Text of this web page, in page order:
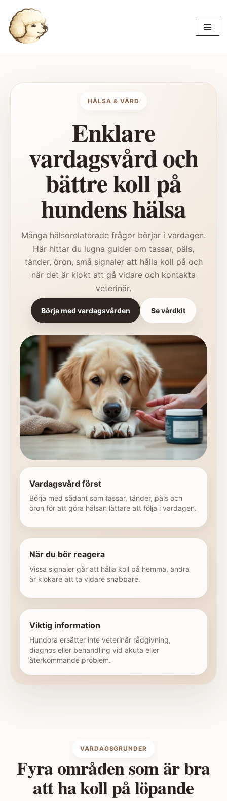
Hoppa
till
HÄLSA & VÅRD
Enklare
vardagsvård och
bättre koll på
hundens hälsa
Många hälsorelaterade frågor börjar i vardagen.
Här hittar du lugna guider om tassar, päls,
tänder, öron, små signaler att hålla koll på och
när det är klokt att gå vidare och kontakta
veterinär.
Börja med vardagsvården Se vårdkit
Vardagsvård först
Börja med sådant som tassar, tänder, päls och
öron för att göra hälsan lättare att följa i vardagen.
När du bör reagera
Vissa signaler går att hålla koll på hemma, andra
är klokare att ta vidare snabbare.
Viktig information
Hundora ersätter inte veterinär rådgivning,
diagnos eller behandling vid akuta eller
återkommande problem.
VARDAGSGRUNDER
Fyra områden som är bra
att ha koll på löpande